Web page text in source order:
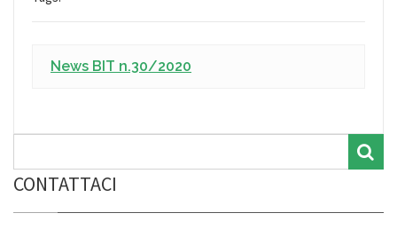
News BIT n.30/2020
CONTATTACI